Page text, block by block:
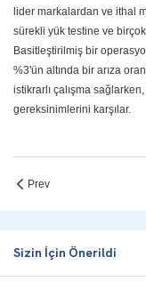
lider markalardan ve ithal
sürekli yük testine ve
Basitleştirilmiş bir
%3'ün altında bir arıza
istikrarlı çalışma
gereksinimlerini karşılar.
Prev
Sizin İçin Önerildi